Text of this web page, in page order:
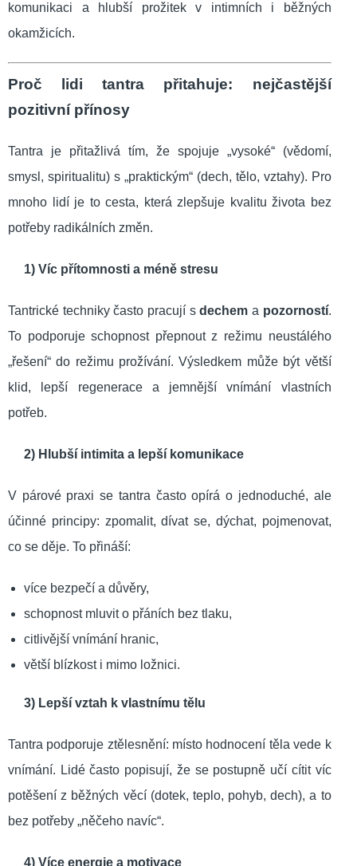
komunikaci a hlubší prožitek v intimních i běžných
okamžicích.
Proč lidi tantra přitahuje: nejčastější
pozitivní přínosy
Tantra je přitažlivá tím, že spojuje „vysoké“ (vědomí,
smysl, spiritualitu) s „praktickým“ (dech, tělo, vztahy). Pro
mnoho lidí je to cesta, která zlepšuje kvalitu života bez
potřeby radikálních změn.
1) Víc přítomnosti a méně stresu
Tantrické techniky často pracují sdechem a pozorností.
To podporuje schopnost přepnout z režimu neustálého
„řešení“ do režimu prožívání. Výsledkem může být větší
klid, lepší regenerace a jemnější vnímání vlastních
potřeb.
2) Hlubší intimita a lepší komunikace
V párové praxi se tantra často opírá o jednoduché, ale
účinné principy: zpomalit, dívat se, dýchat, pojmenovat,
co se děje. To přináší:
více bezpečí a důvěry,
schopnost mluvit o přáních bez tlaku,
citlivější vnímání hranic,
větší blízkost i mimo ložnici.
3) Lepší vztah k vlastnímu tělu
Tantra podporuje ztělesnění: místo hodnocení těla vede k
vnímání. Lidé často popisují, že se postupně učí cítit víc
potěšení z běžných věcí (dotek, teplo, pohyb, dech), a to
bez potřeby „něčeho navíc“.
4) Více energie a motivace